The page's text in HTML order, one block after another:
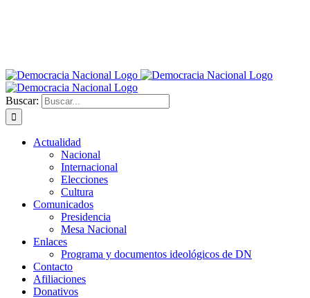
Buscar:
Actualidad
Nacional
Internacional
Elecciones
Cultura
Comunicados
Presidencia
Mesa Nacional
Enlaces
Programa y documentos ideológicos de DN
Contacto
Afiliaciones
Donativos